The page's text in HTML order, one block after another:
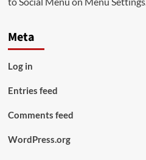
Meta
Log in
Entries feed
Comments feed
WordPress.org